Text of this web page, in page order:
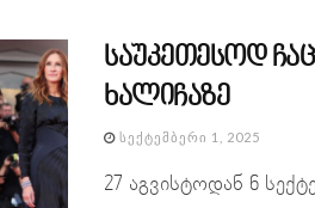
საუკეთესოდ
ხალიჩაზე
ᲡᲔᲥᲢᲔᲛᲑᲔᲠᲘ 1, 2025
27 აგვისტოდან 6